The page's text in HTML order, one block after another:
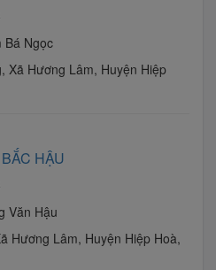
Bá Ngọc
Xã Hương Lâm, Huyện Hiệp
HẬU
Văn Hậu
Hương Lâm, Huyện Hiệp Hoà,